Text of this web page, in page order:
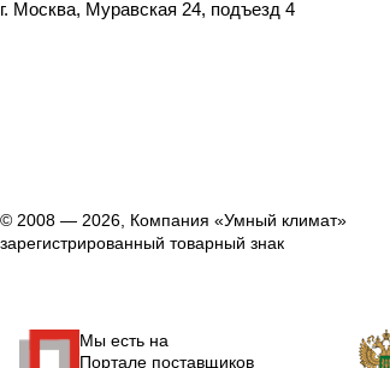
г. Москва, Муравская 24, подъезд 4
© 2008 — 2026, Компания «Умный климат»
зарегистрированный товарный знак
Мы есть на
Портале поставщиков